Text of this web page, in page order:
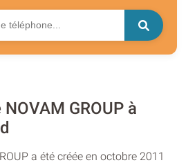
GROUP à
a été créée en octobre 2011